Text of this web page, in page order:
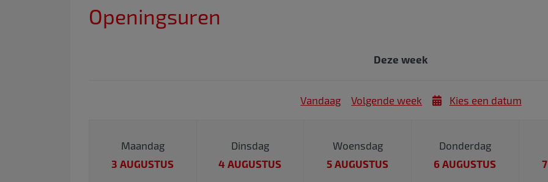
Openingsuren
Deze week
Vandaag Volgende week Kies een datum
Maandag
3 AUGUSTUS
Dinsdag
4 AUGUSTUS
Woensdag
5 AUGUSTUS
Donderdag
6 AUGUSTUS